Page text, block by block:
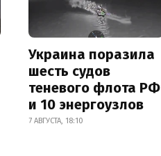
Украина поразила
шесть судов
теневого флота РФ
и 10 энергоузлов
7 АВГУСТА, 18:10